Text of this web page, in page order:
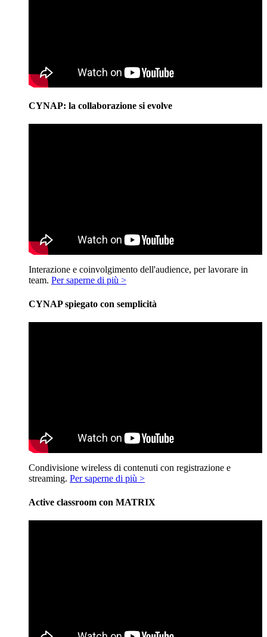
CYNAP: la collaborazione si evolve
Interazione e coinvolgimento dell'audience, per lavorare in
team. Per saperne di più >
CYNAP spiegato con semplicità
Condivisione wireless di contenuti con registrazione e
streaming. Per saperne di più >
Active classroom con MATRIX